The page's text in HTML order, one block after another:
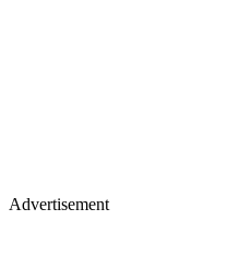
Advertisement